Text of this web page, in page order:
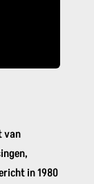
van
in 1980